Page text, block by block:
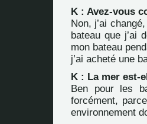
K : Avez-vous
Non, j’ai
bateau que j’ai
mon bateau
j’ai acheté une
K : La mer est-
Ben pour les
forcément,
environnement